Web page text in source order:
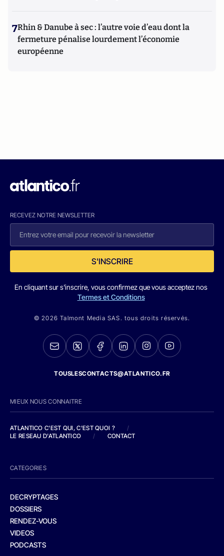
7Rhin & Danube à sec : l’autre voie d’eau dont la
fermeture pénalise lourdement l’économie
européenne
RECEVEZ NOTRE NEWSLETTER
S'INSCRIRE
En cliquant sur s'inscrire, vous confirmez que vous acceptez nos
Termes et Conditions
© 2026 Talmont Media SAS. tous droits réservés.
TOUSLESCONTACTS@ATLANTICO.FR
MIEUX NOUS CONNAITRE
ATLANTICO C'EST QUI, C'EST QUOI ?
/
LE RESEAU D'ATLANTICO
/ CONTACT
CATEGORIES
DECRYPTAGES
DOSSIERS
RENDEZ-VOUS
VIDEOS
PODCASTS